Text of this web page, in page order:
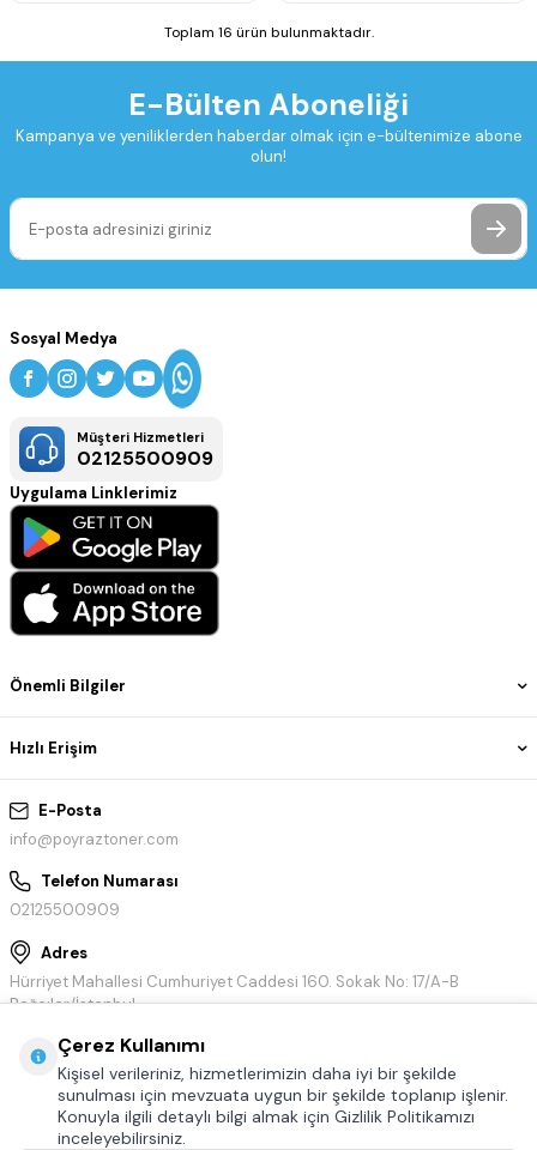
Toplam 16 ürün bulunmaktadır.
E-Bülten Aboneliği
Kampanya ve yeniliklerden haberdar olmak için e-bültenimize abone
olun!
E-Posta
info@poyraztoner.com
Telefon Numarası
02125500909
Adres
Hürriyet Mahallesi Cumhuriyet Caddesi 160. Sokak No: 17/A-B
Bağcılar/İstanbul
Önemli Bilgiler
Hızlı Erişim
Sosyal Medya
Müşteri Hizmetleri
02125500909
Uygulama Linklerimiz
Çerez Kullanımı
Kişisel verileriniz, hizmetlerimizin daha iyi bir şekilde
sunulması için mevzuata uygun bir şekilde toplanıp işlenir.
Konuyla ilgili detaylı bilgi almak için Gizlilik Politikamızı
inceleyebilirsiniz.